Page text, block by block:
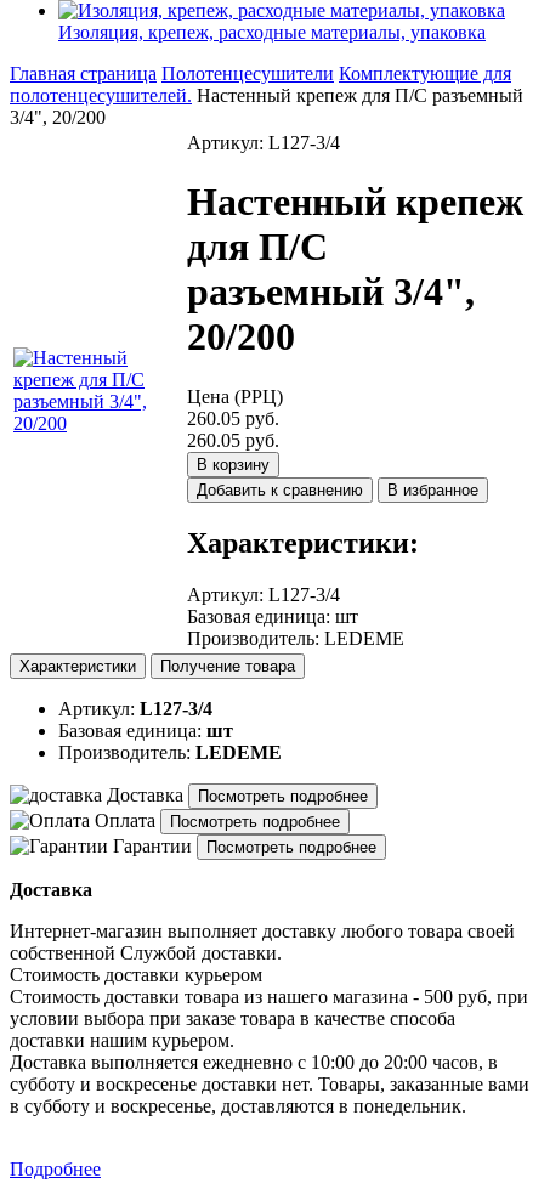
Изоляция, крепеж, расходные материалы, упаковка
Главная страница Полотенцесушители Комплектующие для
полотенцесушителей. Настенный крепеж для П/С разъемный
3/4", 20/200
Артикул: L127-3/4
Настенный крепеж
для П/С
разъемный 3/4",
20/200
Цена (РРЦ)
260.05 руб.
260.05 руб.
В корзину
Добавить к сравнению
В избранное
Характеристики:
Артикул: L127-3/4
Базовая единица: шт
Производитель: LEDEME
Характеристики Получение товара
Артикул: L127-3/4
Базовая единица: шт
Производитель: LEDEME
Доставка Посмотреть подробнее
Оплата Посмотреть подробнее
Гарантии Посмотреть подробнее
Доставка
Интернет-магазин выполняет доставку любого товара своей
собственной Службой доставки.
Стоимость доставки курьером
Стоимость доставки товара из нашего магазина - 500 руб, при
условии выбора при заказе товара в качестве способа
доставки нашим курьером.
Доставка выполняется ежедневно с 10:00 до 20:00 часов, в
субботу и воскресенье доставки нет. Товары, заказанные вами
в субботу и воскресенье, доставляются в понедельник.
Подробнее